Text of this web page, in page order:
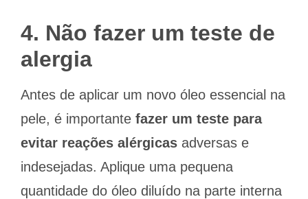
4. Não fazer um teste de
alergia
Antes de aplicar um novo óleo essencial na
pele, é importante fazer um teste para
evitar reações alérgicas adversas e
indesejadas. Aplique uma pequena
quantidade do óleo diluído na parte interna